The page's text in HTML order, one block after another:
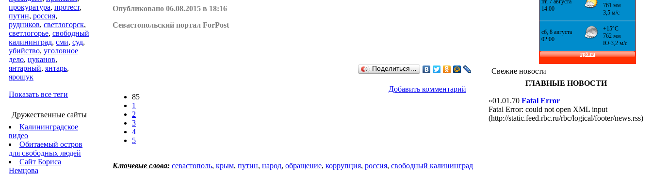
прокуратура, протест,
путин, россия,
рудников, светлогорск,
светлогорье, свободный
калининград, сми, суд,
убийство, уголовное
дело, цуканов,
янтарный, янтарь,
ярошук
Показать все теги
Дружественные сайты
Калининградское
видео
Обитаемый остров
для свободных людей
Сайт Бориса
Немцова
Опубликовано 06.08.2015 в 18:16
Севастопольский портал ForPost
Поделиться…
85
1
2
3
4
5
Добавить комментарий
Ключевые слова: севастополь, крым, путин, народ, обращение, коррупция, россия, свободный калининград
Свежие новости
ГЛАВНЫЕ НОВОСТИ
»01.01.70 Fatal Error
Fatal Error: could not open XML input
(http://static.feed.rbc.ru/rbc/logical/footer/news.rss)